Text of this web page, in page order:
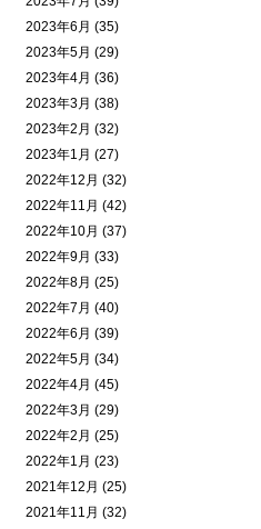
2023年6月 (35)
2023年5月 (29)
2023年4月 (36)
2023年3月 (38)
2023年2月 (32)
2023年1月 (27)
2022年12月 (32)
2022年11月 (42)
2022年10月 (37)
2022年9月 (33)
2022年8月 (25)
2022年7月 (40)
2022年6月 (39)
2022年5月 (34)
2022年4月 (45)
2022年3月 (29)
2022年2月 (25)
2022年1月 (23)
2021年12月 (25)
2021年11月 (32)